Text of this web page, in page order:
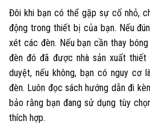
Đôi khi bạn có thể gặp sự cố nhỏ,
động trong thiết bị của bạn. Nếu
xét các đèn. Nếu bạn cần thay
đèn đó đã được nhà sản xuất
duyệt, nếu không, bạn có nguy cơ
đèn. Luôn đọc sách hướng dẫn đi
bảo rằng bạn đang sử dụng tùy
thích hợp.